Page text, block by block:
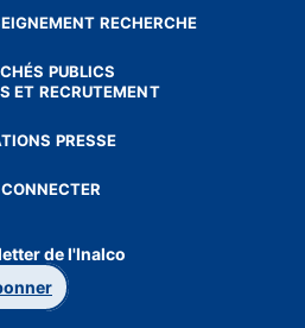
RECHERCHE
PUBLICS
ET RECRUTEMENT
PRESSE
de l'Inalco